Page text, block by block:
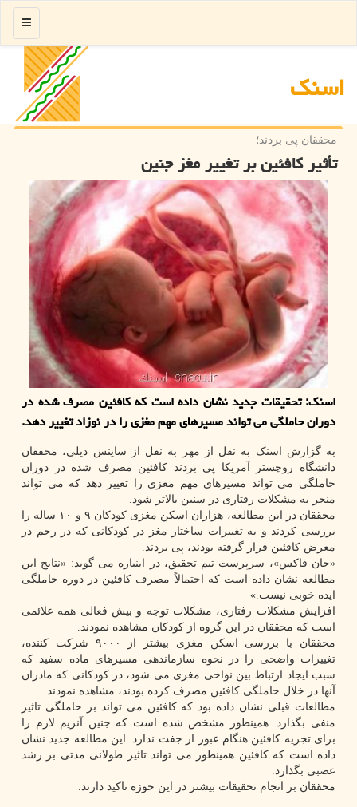
اسنك
منو
محققان پی بردند؛
تأثیر كافئین بر تغییر مغز جنین
اسنک: تحقیقات جدید نشان داده است که کافئین مصرف شده در
دوران حاملگی می تواند مسیرهای مهم مغزی را در نوزاد تغییر دهد.
به گزارش اسنک به نقل از مهر به نقل از ساینس دیلی، محققان
دانشگاه روچستر آمریکا پی بردند کافئین مصرف شده در دوران
حاملگی می تواند مسیرهای مهم مغزی را تغییر دهد که می تواند
منجر به مشکلات رفتاری در سنین بالاتر شود.
محققان در این مطالعه، هزاران اسکن مغزی کودکان ۹ و ۱۰ ساله را
بررسی کردند و به تغییرات ساختار مغز در کودکانی که در رحم در
معرض کافئین قرار گرفته بودند، پی بردند.
«جان فاکس»، سرپرست تیم تحقیق، در اینباره می گوید: «نتایج این
مطالعه نشان داده است که احتمالاً مصرف کافئین در دوره حاملگی
ایده خوبی نیست.»
افزایش مشکلات رفتاری، مشکلات توجه و بیش فعالی همه علائمی
است که محققان در این گروه از کودکان مشاهده نمودند.
محققان با بررسی اسکن مغزی بیشتر از ۹۰۰۰ شرکت کننده،
تغییرات واضحی را در نحوه سازماندهی مسیرهای ماده سفید که
سبب ایجاد ارتباط بین نواحی مغزی می شود، در کودکانی که مادران
آنها در خلال حاملگی کافئین مصرف کرده بودند، مشاهده نمودند.
مطالعات قبلی نشان داده بود که کافئین می تواند بر حاملگی تاثیر
منفی بگذارد. همینطور مشخص شده است که جنین آنزیم لازم را
برای تجزیه کافئین هنگام عبور از جفت ندارد. این مطالعه جدید نشان
داده است که کافئین همینطور می تواند تاثیر طولانی مدتی بر رشد
عصبی بگذارد.
محققان بر انجام تحقیقات بیشتر در این حوزه تاکید دارند.